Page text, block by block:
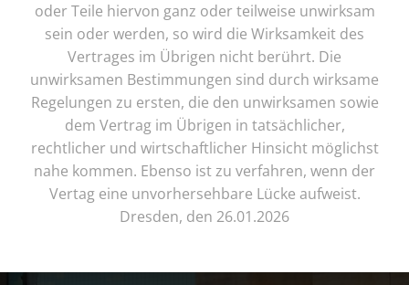
oder Teile hiervon ganz oder teilweise unwirksam
sein oder werden, so wird die Wirksamkeit des
Vertrages im Übrigen nicht berührt. Die
unwirksamen Bestimmungen sind durch wirksame
Regelungen zu ersten, die den unwirksamen sowie
dem Vertrag im Übrigen in tatsächlicher,
rechtlicher und wirtschaftlicher Hinsicht möglichst
nahe kommen. Ebenso ist zu verfahren, wenn der
Vertag eine unvorhersehbare Lücke aufweist.
Dresden, den 26.01.2026